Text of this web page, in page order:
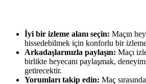
İyi bir izleme alanı seçin: Maçın
hissedebilmek için konforlu bir
Arkadaşlarınızla paylaşın: Maçı
birlikte heyecanı paylaşmak,
getirecektir.
Yorumları takip edin: Maç